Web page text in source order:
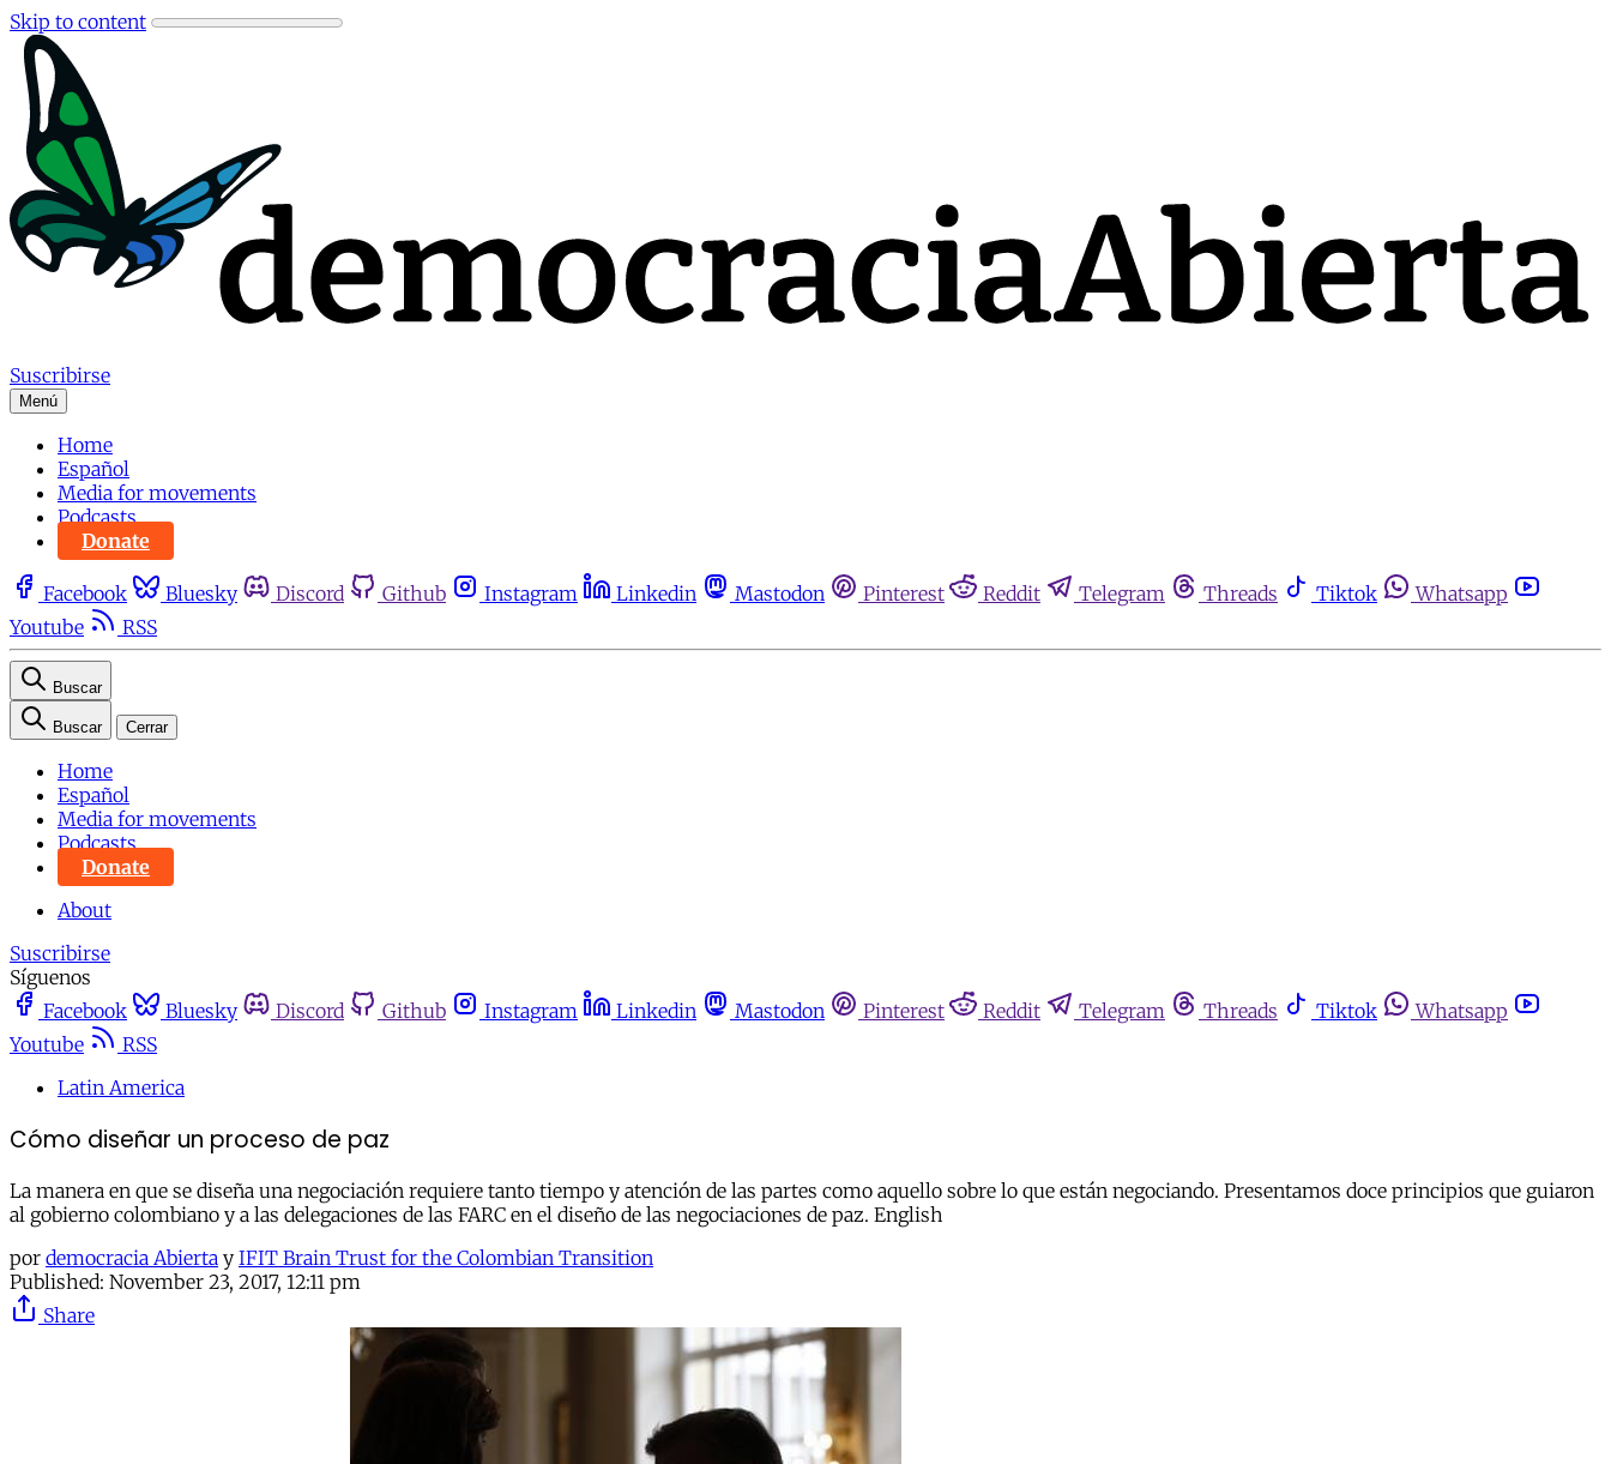
Skip to content
Suscribirse
Menú
Home
Español
Media for movements
Podcasts
Donate
Facebook Bluesky Discord Github Instagram Linkedin Mastodon Pinterest Reddit Telegram Threads Tiktok
Whatsapp
Youtube
RSS
Buscar
Buscar Cerrar
Home
Español
Media for movements
Podcasts
Donate
About
Suscribirse
Síguenos
Facebook
Bluesky Discord Github Instagram Linkedin Mastodon Pinterest Reddit Telegram Threads Tiktok
Whatsapp
Youtube
RSS
Latin America
Cómo diseñar un proceso de paz
La manera en que se diseña una negociación requiere tanto tiempo y atención de las partes como aquello sobre lo que están negociando. Presentamos doce principios que guiaron
al gobierno colombiano y a las delegaciones de las FARC en el diseño de las negociaciones de paz. English
por democracia Abierta y IFIT Brain Trust for the Colombian Transition
Published: November 23, 2017, 12:11 pm
Share